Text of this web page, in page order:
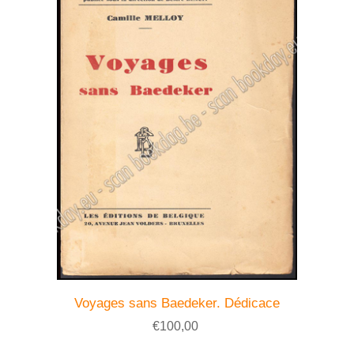
Voyages sans Baedeker. Dédicace
€100,00